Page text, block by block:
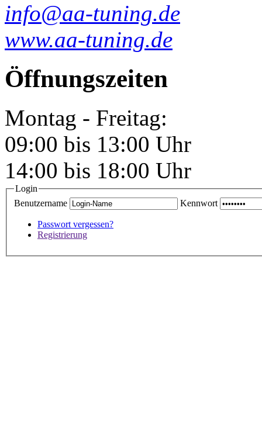
info@aa-tuning.de
www.aa-tuning.de
Öffnungszeiten
Montag - Freitag:
09:00 bis 13:00 Uhr
14:00 bis 18:00 Uhr
Login
Benutzername
Kennwort
Passwort vergessen?
Registrierung